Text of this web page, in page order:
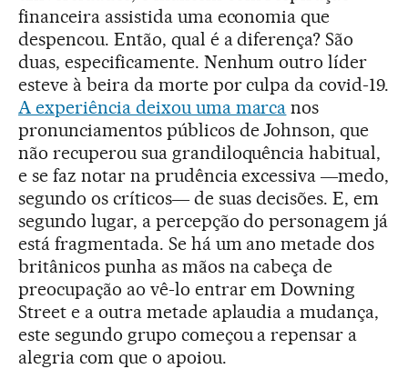
financeira assistida uma economia que
despencou. Então, qual é a diferença? São
duas, especificamente. Nenhum outro líder
esteve à beira da morte por culpa da covid-19.
A experiência deixou uma marca nos
pronunciamentos públicos de Johnson, que
não recuperou sua grandiloquência habitual,
e se faz notar na prudência excessiva ―medo,
segundo os críticos― de suas decisões. E, em
segundo lugar, a percepção do personagem já
está fragmentada. Se há um ano metade dos
britânicos punha as mãos na cabeça de
preocupação ao vê-lo entrar em Downing
Street e a outra metade aplaudia a mudança,
este segundo grupo começou a repensar a
alegria com que o apoiou.